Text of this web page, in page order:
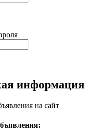
информация
на сайт